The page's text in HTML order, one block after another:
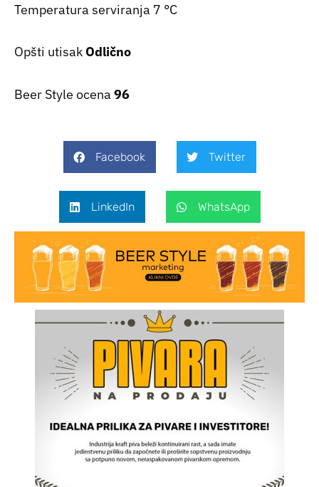
Temperatura serviranja 7 °C
Opšti utisak Odlično
Beer Style ocena 96
Facebook Twitter
LinkedIn WhatsApp